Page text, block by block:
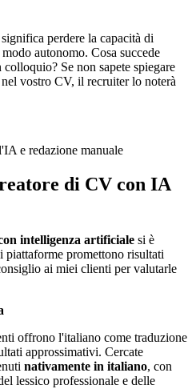
perdere la capacità di
autonomo. Cosa succede
Se non sapete spiegare
vostro CV, il recruiter lo noterà
e redazione manuale
di CV con IA
intelligenza artificiale si è
piattaforme promettono risultati
ai miei clienti per valutarle
offrono l'italiano come traduzione
approssimativi. Cercate
nativamente in italiano, con
lessico professionale e delle